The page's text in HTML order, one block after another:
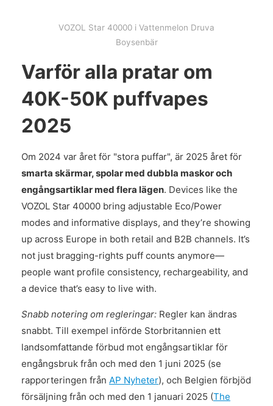
VOZOL Star 40000 i Vattenmelon Druva
Boysenbär
Varför alla pratar om
40K-50K puffvapes
2025
Om 2024 var året för "stora puffar", är 2025 året för
smarta skärmar, spolar med dubbla maskor och
engångsartiklar med flera lägen. Devices like the
VOZOL Star 40000 bring adjustable Eco/Power
modes and informative displays, and they’re showing
up across Europe in both retail and B2B channels. It’s
not just bragging-rights puff counts anymore—
people want profile consistency, rechargeability, and
a device that’s easy to live with.
Snabb notering om regleringar: Regler kan ändras
snabbt. Till exempel införde Storbritannien ett
landsomfattande förbud mot engångsartiklar för
engångsbruk från och med den 1 juni 2025 (se
rapporteringen från AP Nyheter), och Belgien förbjöd
försäljning från och med den 1 januari 2025 (The